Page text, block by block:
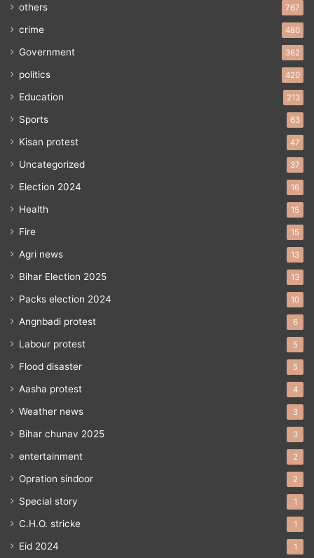
others 767
crime 480
Government 362
politics 420
Education 213
Sports 63
Kisan protest 47
Uncategorized 37
Election 2024 16
Health 15
Fire 15
Agri news 13
Bihar Election 2025 13
Packs election 2024 10
Angnbadi protest 6
Labour protest 5
Flood disaster 5
Aasha protest 4
Weather news 3
Bihar chunav 2025 3
entertainment 2
Opration sindoor 2
Special story 1
C.H.O. stricke 1
Eid 2024 1